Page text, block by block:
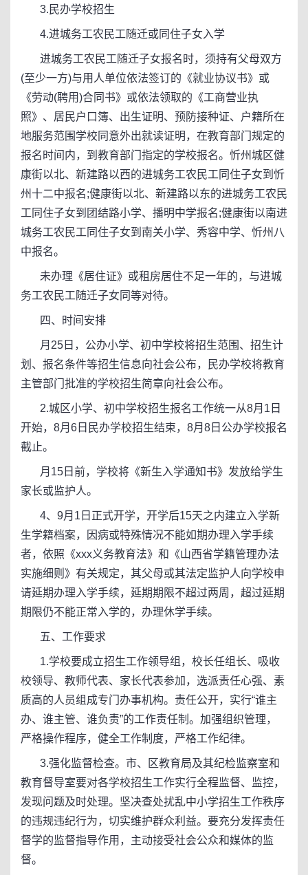
3.民办学校招生
4.进城务工农民工随迁或同住子女入学
进城务工农民工随迁子女报名时，须持有父母双方
(至少一方)与用人单位依法签订的《就业协议书》或
《劳动(聘用)合同书》或依法领取的《工商营业执
照》、居民户口簿、出生证明、预防接种证、户籍所在
地服务范围学校同意外出就读证明，在教育部门规定的
报名时间内，到教育部门指定的学校报名。忻州城区健
康街以北、新建路以西的进城务工农民工同住子女到忻
州十二中报名;健康街以北、新建路以东的进城务工农民
工同住子女到团结路小学、播明中学报名;健康街以南进
城务工农民工同住子女到南关小学、秀容中学、忻州八
中报名。
未办理《居住证》或租房居住不足一年的，与进城
务工农民工随迁子女同等对待。
四、时间安排
月25日，公办小学、初中学校将招生范围、招生计
划、报名条件等招生信息向社会公布，民办学校将教育
主管部门批准的学校招生简章向社会公布。
2.城区小学、初中学校招生报名工作统一从8月1日
开始，8月6日民办学校招生结束，8月8日公办学校报名
截止。
月15日前，学校将《新生入学通知书》发放给学生
家长或监护人。
4、9月1日正式开学，开学后15天之内建立入学新
生学籍档案，因病或特殊情况不能如期办理入学手续
者，依照《xxx义务教育法》和《山西省学籍管理办法
实施细则》有关规定，其父母或其法定监护人向学校申
请延期办理入学手续，延期期限不超过两周，超过延期
期限仍不能正常入学的，办理休学手续。
五、工作要求
1.学校要成立招生工作领导组，校长任组长、吸收
校领导、教师代表、家长代表参加，选派责任心强、素
质高的人员组成专门办事机构。责任公开，实行“谁主
办、谁主管、谁负责”的工作责任制。加强组织管理，
严格操作程序，健全工作制度，严格工作纪律。
3.强化监督检查。市、区教育局及其纪检监察室和
教育督导室要对各学校招生工作实行全程监督、监控，
发现问题及时处理。坚决查处扰乱中小学招生工作秩序
的违规违纪行为，切实维护群众利益。要充分发挥责任
督学的监督指导作用，主动接受社会公众和媒体的监
督。